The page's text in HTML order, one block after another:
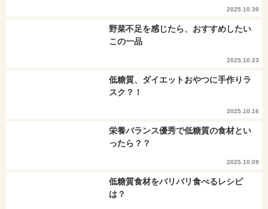
2025.10.30
野菜不足を感じたら、おすすめしたい
この一品
2025.10.23
低糖質、ダイエットおやつに手作りラ
スク？！
2025.10.16
栄養バランス優秀で低糖質の食材とい
ったら？？
2025.10.09
低糖質食材をバリバリ食べるレシピ
は？